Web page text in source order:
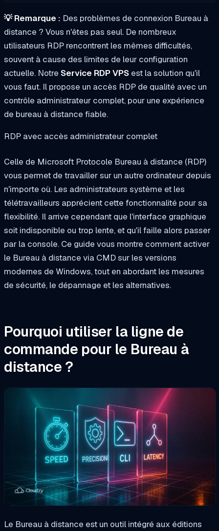
💡Remarque : Des problèmes de connexion Bureau à
distance ? Vous n'êtes pas seul. De nombreux
utilisateurs RDP rencontrent les mêmes difficultés,
souvent à cause des limites de leur configuration
actuelle. Notre Service RDP VPS est la solution qu'il
vous faut. Il propose un accès RDP de qualité avec un
contrôle administrateur complet, pour une expérience
de bureau à distance fiable.
RDP avec accès administrateur complet
Celle de Microsoft Protocole Bureau à distance (RDP)
vous permet de travailler sur un autre ordinateur depuis
n'importe où. Les administrateurs système et les
télétravailleurs apprécient cette fonctionnalité pour sa
flexibilité. Il arrive cependant que l'interface graphique
soit indisponible ou trop lente, et qu'il faille alors passer
par la console. Ce guide vous montre comment activer
le Bureau à distance via CMD sur les versions
modernes de Windows, tout en abordant les mesures
de sécurité, le dépannage et les alternatives.
Pourquoi utiliser la ligne de
commande pour le Bureau à
distance ?
Le Bureau à distance est un outil intégré aux éditions